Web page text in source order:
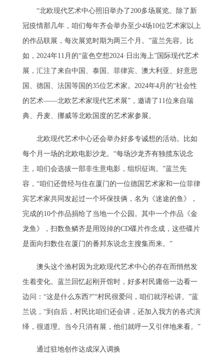
“北欧现代艺术中心照旧举办了200多场展览。除了新
冠疫情那几年，咱们每年齐会举办至少4场10位艺术家以上
的作品联展，每次展览时期为两三个月。”蓝兰先容。比
如，2024年11月的“蓝色空想2024·日出海上”国际现代艺术
展，汇注了来自中国、泰国、菲律宾、澳大利亚、好意思
国、德国、法国等国的35位艺术家。2024年4月的“社会性
的艺术——北欧艺术家现代艺术展”，邀请了11位来自瑞
典、丹麦、挪威等北欧国度的艺术家参展。
北欧现代艺术中心还会举办好多专诚想的活动。比如
每个月一场的北欧电影沙龙。“每场沙龙齐有独揽东说念
主，咱们会选拔一部非生意电影，组织征询。”蓝兰先
容，“咱们还曾经与住在厦门的一位德国艺术家和一位菲律
宾艺术家共同发起过一个环保技俩，名为《迷途的鱼》，
完成的10个作品捐给了当地一个公园。其中一个作品《金
龙鱼》，扫数鱼鳞齐是用毁掉的CD碟片作念成，这些碟片
是面向扫数住在厦门的番邦东说念主搜集而来。”
澳头这个渔村因为北欧现代艺术中心的存在而悄然发
生着变化。蓝兰回忆起刚开馆时，好多村民庸俗一边看一
边问：“这是什么东西?”“村民很爱问，咱们就浮松讲。”蓝
兰说，“到自后，村民比咱们还会讲，还加入我方的各式演
绎，很道理。当今只消有展，他们就呼一又引伴地来看。”
通过驻地创作达成深入调换